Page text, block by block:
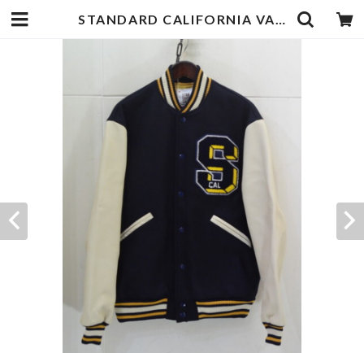
STANDARD CALIFORNIA VARSITY JACKET | goodbadstore